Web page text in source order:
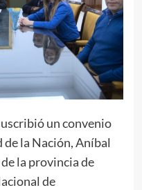
un convenio
la Nación, Aníbal
la provincia de
de